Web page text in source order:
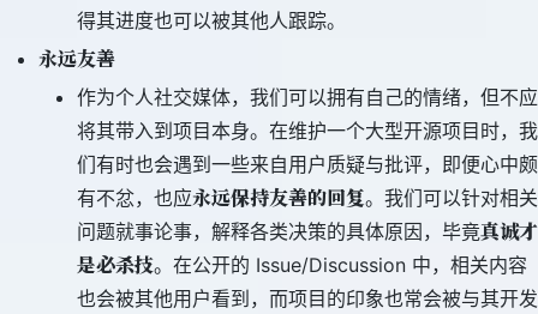
得其进度也可以被其他人跟踪。
永远友善
作为个人社交媒体，我们可以拥有自己的情绪，但不应
将其带入到项目本身。在维护一个大型开源项目时，我
们有时也会遇到一些来自用户质疑与批评，即便心中颇
有不忿，也应永远保持友善的回复。我们可以针对相关
问题就事论事，解释各类决策的具体原因，毕竟真诚才
是必杀技。在公开的 Issue/Discussion 中，相关内容
也会被其他用户看到，而项目的印象也常会被与其开发